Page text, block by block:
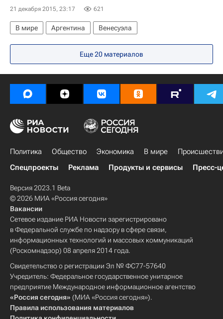
21 декабря 2015, 23:17 621
В мире Аргентина Венесуэла
Еще 20 материалов
Политика Общество Экономика В мире
Спецпроекты
Реклама Продукты и сервисы Пресс-
Версия 2023.1 Beta
© 2026 МИА «Россия сегодня»
Вакансии
Сетевое издание РИА Новости зарегистрировано
в Федеральной службе по надзору в сфере связи,
информационных технологий и массовых коммуникаций
(Роскомнадзор) 08 апреля 2014 года.
Свидетельство о регистрации Эл № ФС77-57640
Учредитель: Федеральное государственное унитарное
предприятие Международное информационное агентство
«Россия сегодня» (МИА «Россия сегодня»).
Правила использования материалов